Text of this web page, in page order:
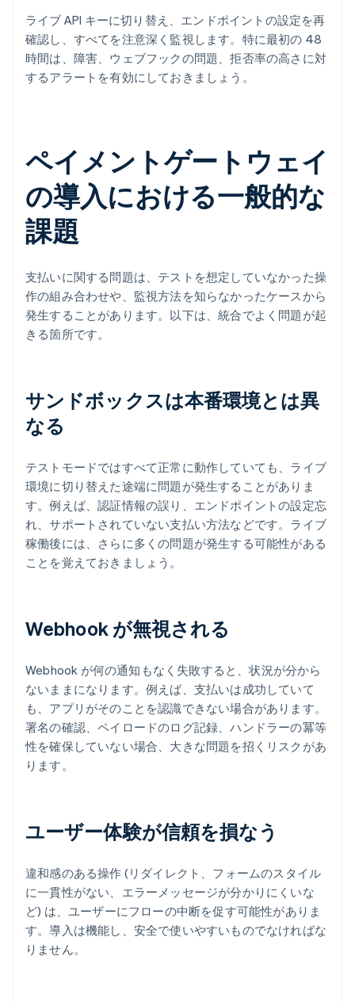
ライブ API キーに切り替え、エンドポイントの設定を再
確認し、すべてを注意深く監視します。特に最初の 48
時間は、障害、ウェブフックの問題、拒否率の高さに対
するアラートを有効にしておきましょう。
ペイメントゲートウェイ
の導入における一般的な
課題
支払いに関する問題は、テストを想定していなかった操
作の組み合わせや、監視方法を知らなかったケースから
発生することがあります。以下は、統合でよく問題が起
きる箇所です。
サンドボックスは本番環境とは異
なる
テストモードではすべて正常に動作していても、ライブ
環境に切り替えた途端に問題が発生することがありま
す。例えば、認証情報の誤り、エンドポイントの設定忘
れ、サポートされていない支払い方法などです。ライブ
稼働後には、さらに多くの問題が発生する可能性がある
ことを覚えておきましょう。
Webhook が無視される
Webhook が何の通知もなく失敗すると、状況が分から
ないままになります。例えば、支払いは成功していて
も、アプリがそのことを認識できない場合があります。
署名の確認、ペイロードのログ記録、ハンドラーの冪等
性を確保していない場合、大きな問題を招くリスクがあ
ります。
ユーザー体験が信頼を損なう
違和感のある操作 (リダイレクト、フォームのスタイル
に一貫性がない、エラーメッセージが分かりにくいな
ど) は、ユーザーにフローの中断を促す可能性がありま
す。導入は機能し、安全で使いやすいものでなければな
りません。